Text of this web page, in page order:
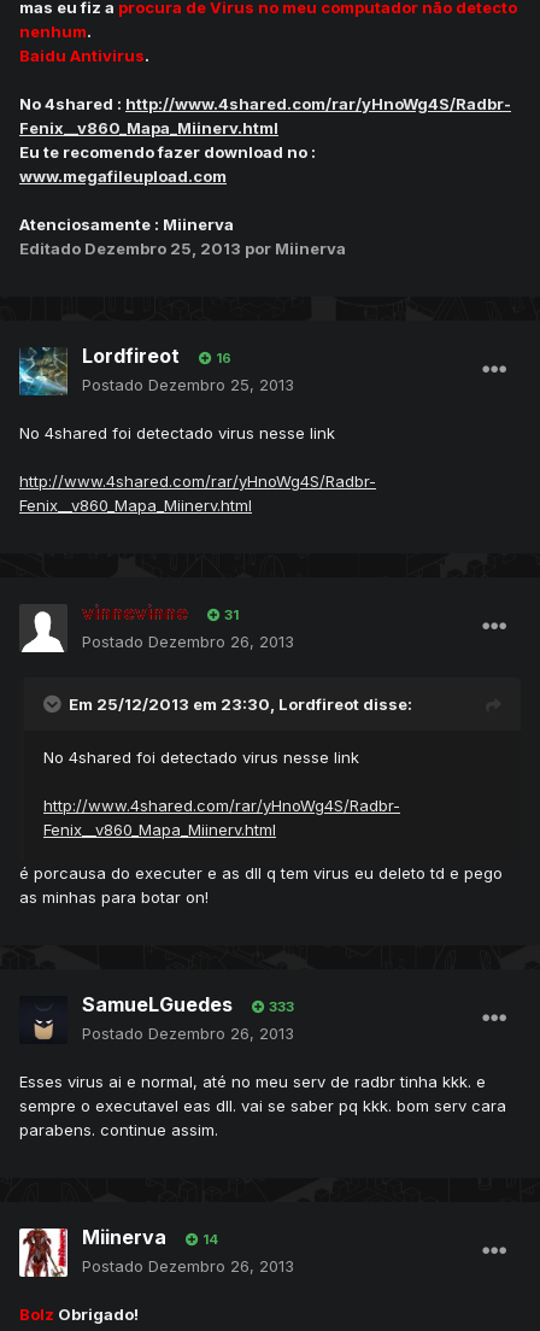
mas eu fiz a procura de Virus no meu computador não detecto
nenhum.
Baidu Antivirus.
No 4shared : http://www.4shared.com/rar/yHnoWg4S/Radbr-
Fenix__v860_Mapa_Miinerv.html
Eu te recomendo fazer download no :
www.megafileupload.com
Atenciosamente : Miinerva
Editado Dezembro 25, 2013 por Miinerva
Lordfireot 16
Postado Dezembro 25, 2013
No 4shared foi detectado virus nesse link
http://www.4shared.com/rar/yHnoWg4S/Radbr-
Fenix__v860_Mapa_Miinerv.html
vinnevinne 31
Postado Dezembro 26, 2013
Em 25/12/2013 em 23:30, Lordfireot disse:
No 4shared foi detectado virus nesse link
http://www.4shared.com/rar/yHnoWg4S/Radbr-
Fenix__v860_Mapa_Miinerv.html
é porcausa do executer e as dll q tem virus eu deleto td e pego
as minhas para botar on!
SamueLGuedes 333
Postado Dezembro 26, 2013
Esses virus ai e normal, até no meu serv de radbr tinha kkk. e
sempre o executavel eas dll. vai se saber pq kkk. bom serv cara
parabens. continue assim.
Miinerva 14
Postado Dezembro 26, 2013
Bolz Obrigado!